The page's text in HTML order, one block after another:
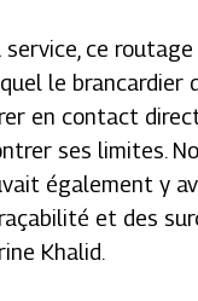
service, ce
le brancardier
en contact
ses limites.
également y
et des
Khalid.